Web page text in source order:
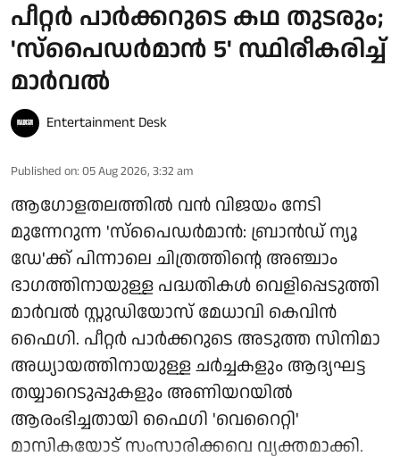
പീറ്റർ പാർക്കറുടെ കഥ തുടരും;
'സ്‌പൈഡർമാൻ 5' സ്ഥിരീകരിച്ച്
മാർവൽ
Entertainment Desk
Published on: 05 Aug 2026, 3:32 am
ആഗോളതലത്തിൽ വൻ വിജയം നേടി
മുന്നേറുന്ന 'സ്‌പൈഡർമാൻ: ബ്രാൻഡ് ന്യൂ
ഡേ'ക്ക് പിന്നാലെ ചിത്രത്തിന്റെ അഞ്ചാം
ഭാഗത്തിനായുള്ള പദ്ധതികൾ വെളിപ്പെടുത്തി
മാർവൽ സ്റ്റുഡിയോസ് മേധാവി കെവിൻ
ഫൈഗി. പീറ്റർ പാർക്കറുടെ അടുത്ത സിനിമാ
അധ്യായത്തിനായുള്ള ചർച്ചകളും ആദ്യഘട്ട
തയ്യാറെടുപ്പുകളും അണിയറയിൽ
ആരംഭിച്ചതായി ഫൈഗി 'വെറൈറ്റി'
മാസികയോട് സംസാരിക്കവെ വ്യക്തമാക്കി.